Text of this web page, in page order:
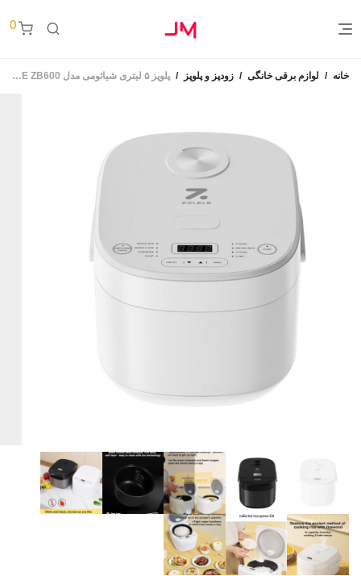
0
خانه / لوازم برقی خانگی / زودپز و پلوپز / پلوپز ۵ لیتری شیائومی مدل Xiaomi ZOLELE ZB600